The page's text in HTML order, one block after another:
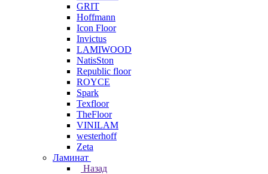
GRIT
Hoffmann
Icon Floor
Invictus
LAMIWOOD
NatisSton
Republic floor
ROYCE
Spark
Texfloor
TheFloor
VINILAM
westerhoff
Zeta
Ламинат
Назад